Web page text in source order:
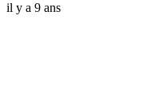
il y a 9 ans